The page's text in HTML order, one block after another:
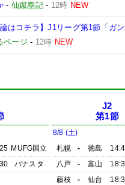
- 仙蹴塵記 - 12時 NEW
論はコチラ】J1リーグ第1節「ガ
ページ - 12時 NEW
MUFG国立
パナスタ
J2
第1節
8/8 (土)
札幌
- 徳島
八戸
- 富山
藤枝
- 仙台